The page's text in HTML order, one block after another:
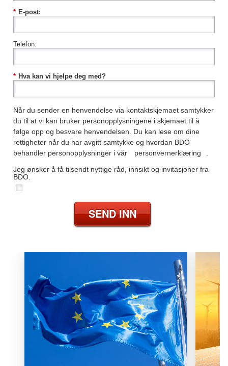
* E-post:
Telefon:
* Hva kan vi hjelpe deg med?
Når du sender en henvendelse via kontaktskjemaet samtykker
du til at vi kan bruker personopplysningene i skjemaet til å
følge opp og besvare henvendelsen. Du kan lese om dine
rettigheter når du har avgitt samtykke og hvordan BDO
behandler personopplysninger i vår
personvernerklæring
.
Jeg ønsker å få tilsendt nyttige råd, innsikt og invitasjoner fra
BDO.
SEND INN